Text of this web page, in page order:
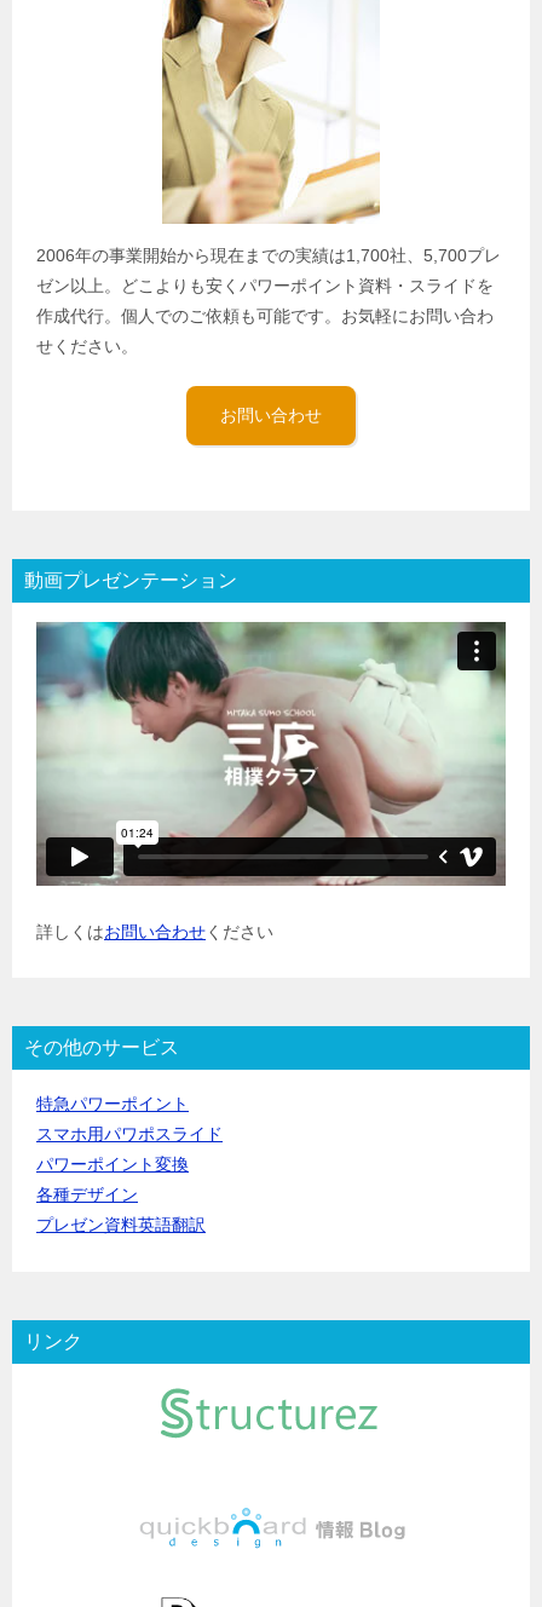
2006年の事業開始から現在までの実績は1,700社、5,700プレ
ゼン以上。どこよりも安くパワーポイント資料・スライドを
作成代行。個人でのご依頼も可能です。お気軽にお問い合わ
せください。
お問い合わせ
動画プレゼンテーション
詳しくはお問い合わせください
その他のサービス
特急パワーポイント
スマホ用パワポスライド
パワーポイント変換
各種デザイン
プレゼン資料英語翻訳
リンク